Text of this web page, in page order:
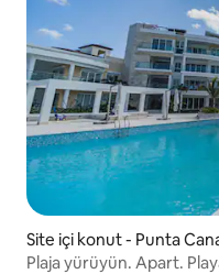
Site içi konut - Punta
Plaja yürüyün. Apart.